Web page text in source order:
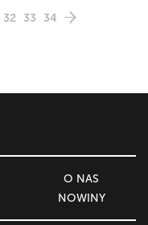
32 33 34
O NAS
NOWINY